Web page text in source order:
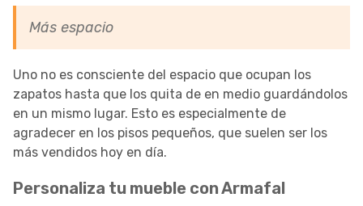
Más espacio
Uno no es consciente del espacio que ocupan los
zapatos hasta que los quita de en medio guardándolos
en un mismo lugar. Esto es especialmente de
agradecer en los pisos pequeños, que suelen ser los
más vendidos hoy en día.
Personaliza tu mueble con Armafal